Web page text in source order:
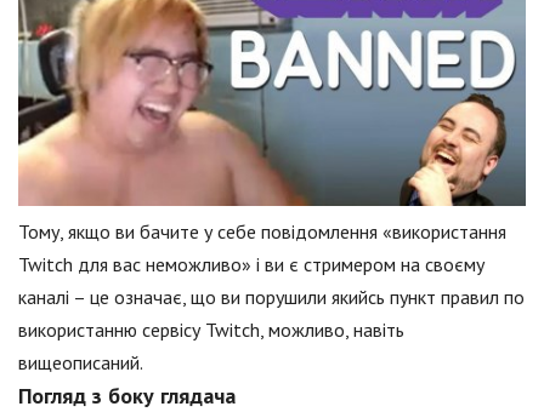
Тому, якщо ви бачите у себе повідомлення «використання
Twitch для вас неможливо» і ви є стримером на своєму
каналі – це означає, що ви порушили якийсь пункт правил по
використанню сервісу Twitch, можливо, навіть
вищеописаний.
Погляд з боку глядача